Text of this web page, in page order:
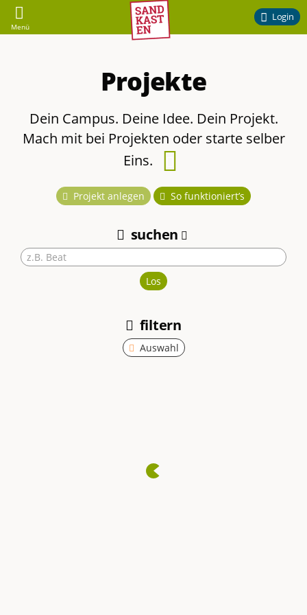
Sandkasten
Ehrenamtliches
Engagement
Campus
TU
Braunschweig
Menü
Login
Projekte
Dein Campus. Deine Idee. Dein Projekt.
Mach mit bei Projekten oder starte selber
Eins.
zu
Thema
Projekt anlegen So funktioniert’s
suchen
Los
filtern
Auswahl